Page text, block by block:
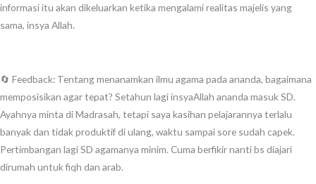
informasi itu akan dikeluarkan ketika mengalami realitas majelis yang
sama, insya Allah.
🔄 Feedback: Tentang menanamkan ilmu agama pada ananda, bagaimana
memposisikan agar tepat? Setahun lagi insyaAllah ananda masuk SD.
Ayahnya minta di Madrasah, tetapi saya kasihan pelajarannya terlalu
banyak dan tidak produktif di ulang, waktu sampai sore sudah capek.
Pertimbangan lagi SD agamanya minim. Cuma berfikir nanti bs diajari
dirumah untuk fiqh dan arab.